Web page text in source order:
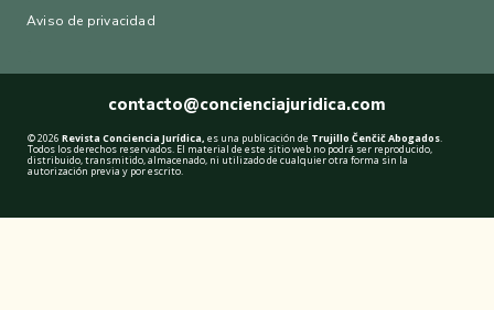
Aviso de privacidad
© 2026 Revista Conciencia Jurídica, es una publicación de Trujillo Čenčič Abogados.
Todos los derechos reservados. El material de este sitio web no podrá ser reproducido,
distribuido, transmitido, almacenado, ni utilizado de cualquier otra forma sin la
autorización previa y por escrito.
contacto@concienciajuridica.com